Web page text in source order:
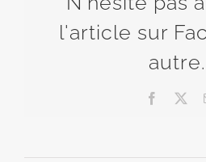
l'article sur